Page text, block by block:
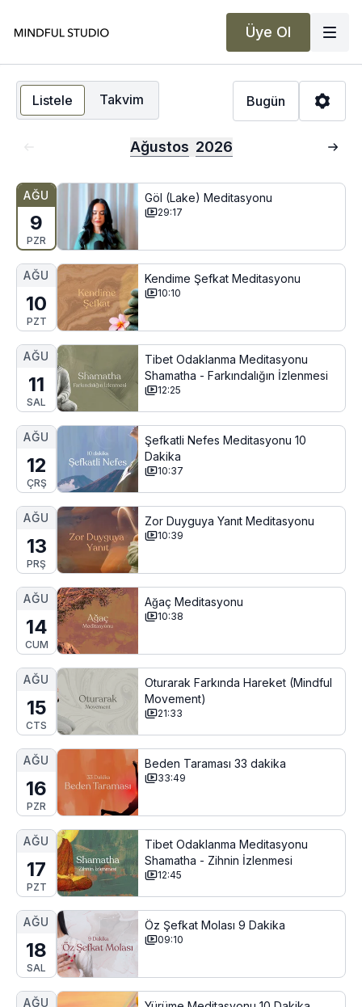
Üye Ol
Listele Takvim
Ağustos 2026
Bugün
AĞU
9
PZR
Göl (Lake) Meditasyonu
29:17
AĞU
10
PZT
Kendime Şefkat Meditasyonu
10:10
AĞU
11
SAL
Tibet Odaklanma Meditasyonu
Shamatha - Farkındalığın İzlenmesi
12:25
AĞU
12
ÇRŞ
Şefkatli Nefes Meditasyonu 10
Dakika
10:37
AĞU
13
PRŞ
Zor Duyguya Yanıt Meditasyonu
10:39
AĞU
14
CUM
Ağaç Meditasyonu
10:38
AĞU
15
CTS
Oturarak Farkında Hareket (Mindful
Movement)
21:33
AĞU
16
PZR
Beden Taraması 33 dakika
33:49
AĞU
17
PZT
Tibet Odaklanma Meditasyonu
Shamatha - Zihnin İzlenmesi
12:45
AĞU
18
SAL
Öz Şefkat Molası 9 Dakika
09:10
AĞU